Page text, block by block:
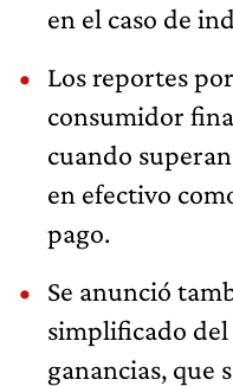
en el caso de
Los reportes
consumidor
cuando
en efectivo
pago.
Se anunció
simplificado
ganancias, que